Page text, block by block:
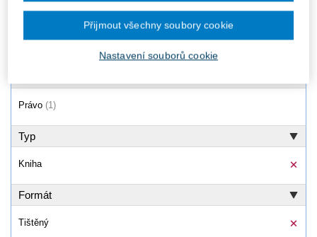
Produkty1 - 1 / 1
Právo (1)
Typ
Kniha
Formát
Tištěný
Nastavení souborů cookie
Přijmout všechny soubory cookie